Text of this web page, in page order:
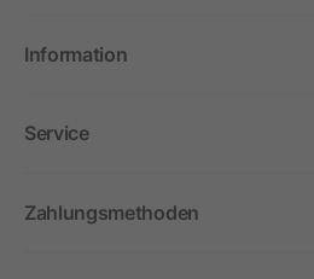
Information
Service
Zahlungsmethoden